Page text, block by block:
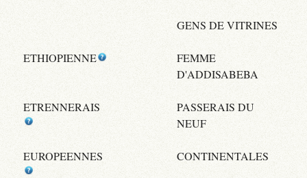
GENS DE VITRINES
ETHIOPIENNE
FEMME
D'ADDISABEBA
ETRENNERAIS
PASSERAIS DU
NEUF
EUROPEENNES CONTINENTALES